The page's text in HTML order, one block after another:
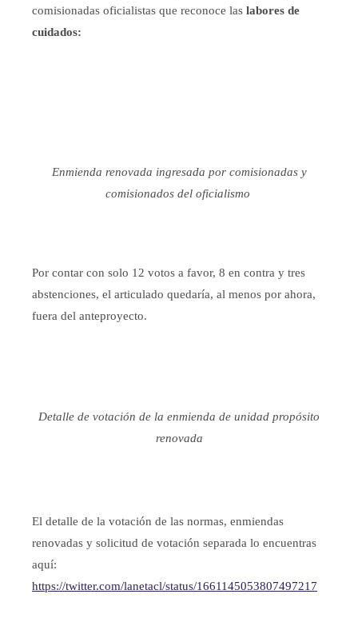
comisionadas oficialistas que reconoce las labores de
cuidados:
Enmienda renovada ingresada por comisionadas y
comisionados del oficialismo
Por contar con solo 12 votos a favor, 8 en contra y tres
abstenciones, el articulado quedaría, al menos por ahora,
fuera del anteproyecto.
Detalle de votación de la enmienda de unidad propósito
renovada
El detalle de la votación de las normas, enmiendas
renovadas y solicitud de votación separada lo encuentras
aquí:
https://twitter.com/lanetacl/status/1661145053807497217